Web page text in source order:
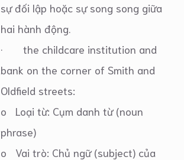
sự đối lập hoặc sự song song giữa
hai hành động.
· the childcare institution and
bank on the corner of Smith and
Oldfield streets:
o Loại từ: Cụm danh từ (noun
phrase)
o Vai trò: Chủ ngữ (subject) của